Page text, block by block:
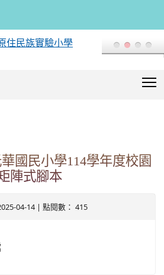
住民族實驗小學
國民小學114學年度校園
陣式腳本
04-14 | 點閱數： 415